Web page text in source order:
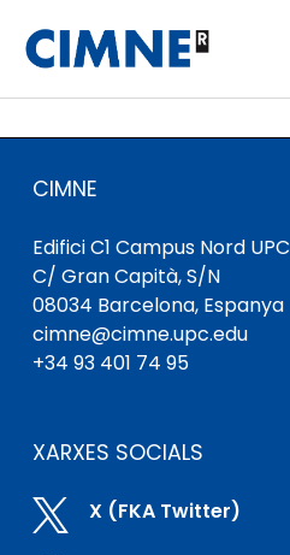
CIMNE
Edifici C1 Campus Nord UPC
C/ Gran Capità, S/N
08034 Barcelona, ​​Espanya
cimne@cimne.upc.edu
+34 93 401 74 95
XARXES SOCIALS
 X (FKA Twitter)